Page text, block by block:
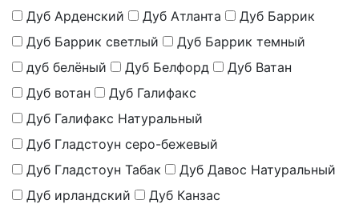
Дуб Арденский
Дуб Атланта
Дуб Баррик
Дуб Баррик светлый
Дуб Баррик темный
дуб белёный
Дуб Белфорд
Дуб Ватан
Дуб вотан
Дуб Галифакс
Дуб Галифакс Натуральный
Дуб Гладстоун серо-бежевый
Дуб Гладстоун Табак
Дуб Давос Натуральный
Дуб ирландский
Дуб Канзас